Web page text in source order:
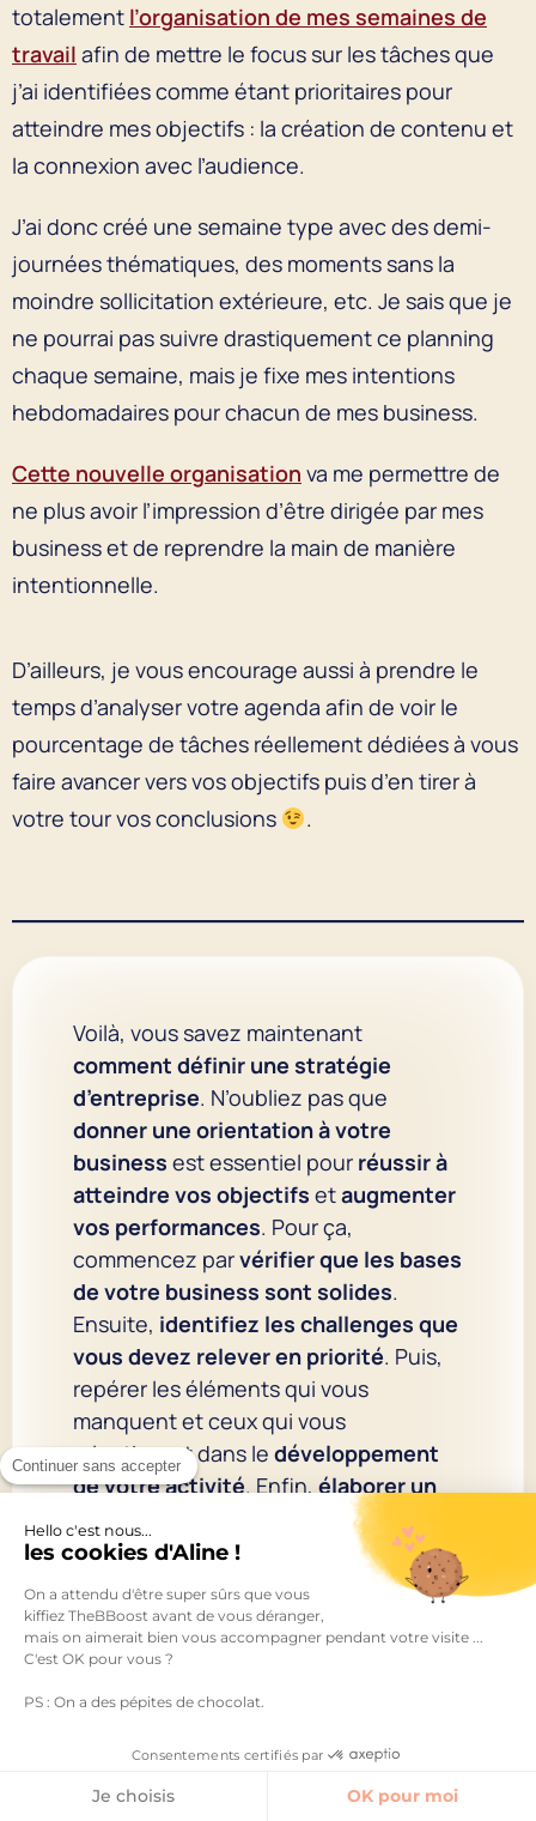
Continuer sans accepter
Hello c'est nous...
les cookies d'Aline !
On a attendu d'être super sûrs que vous
kiffiez TheBBoost avant de vous déranger,
mais on aimerait bien vous accompagner pendant votre visite ...
C'est OK pour vous ?
PS : On a des pépites de chocolat.
Consentements certifiés par
Je choisis OK pour moi
totalement l’organisation de mes semaines de
travail afin de mettre le focus sur les tâches que
j’ai identifiées comme étant prioritaires pour
atteindre mes objectifs : la création de contenu et
la connexion avec l’audience.
J’ai donc créé une semaine type avec des demi-
journées thématiques, des moments sans la
moindre sollicitation extérieure, etc. Je sais que je
ne pourrai pas suivre drastiquement ce planning
chaque semaine, mais je fixe mes intentions
hebdomadaires pour chacun de mes business.
Cette nouvelle organisation va me permettre de
ne plus avoir l’impression d’être dirigée par mes
business et de reprendre la main de manière
intentionnelle.
D’ailleurs, je vous encourage aussi à prendre le
temps d’analyser votre agenda afin de voir le
pourcentage de tâches réellement dédiées à vous
faire avancer vers vos objectifs puis d’en tirer à
votre tour vos conclusions
.
Voilà, vous savez maintenant
comment définir une stratégie
d’entreprise. N’oubliez pas que
donner une orientation à votre
business est essentiel pour réussir à
atteindre vos objectifs etaugmenter
vos performances. Pour ça,
commencez parvérifier que les bases
de votre business sont solides.
Ensuite, identifiez les challenges que
vous devez relever en priorité. Puis,
repérer les éléments qui vous
manquent et ceux qui vous
ralentissent dans le développement
de votre activité. Enfin, élaborer un
plan d’action pour déployer votre
nouvelle stratégie d’entreprise. Et si
vous souhaitez en savoir plus en
matière de business, n’hésitez pas à
télécharger gratuitement mon ebook
développer un business à 7 chiffres